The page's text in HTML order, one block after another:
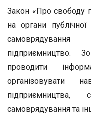
Закон «Про свободу
на органи
підприємництво.
проводити
організовувати
підприємництва,
самоврядування та